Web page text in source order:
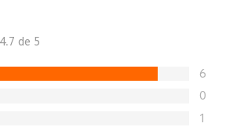
4.7 de 5
6
0
1